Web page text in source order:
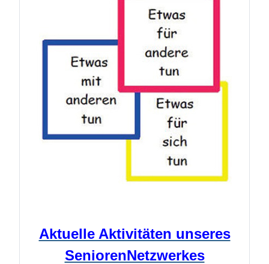
Aktuelle Aktivitäten unseres
SeniorenNetzwerkes